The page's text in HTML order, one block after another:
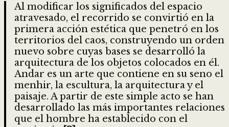
Al modificar los significados del espacio
atravesado, el recorrido se convirtió en la
primera acción estética que penetró en los
territorios del caos, construyendo un orden
nuevo sobre cuyas bases se desarrolló la
arquitectura de los objetos colocados en él.
Andar es un arte que contiene en su seno el
menhir, la escultura, la arquitectura y el
paisaje. A partir de este simple acto se han
desarrollado las más importantes relaciones
que el hombre ha establecido con el